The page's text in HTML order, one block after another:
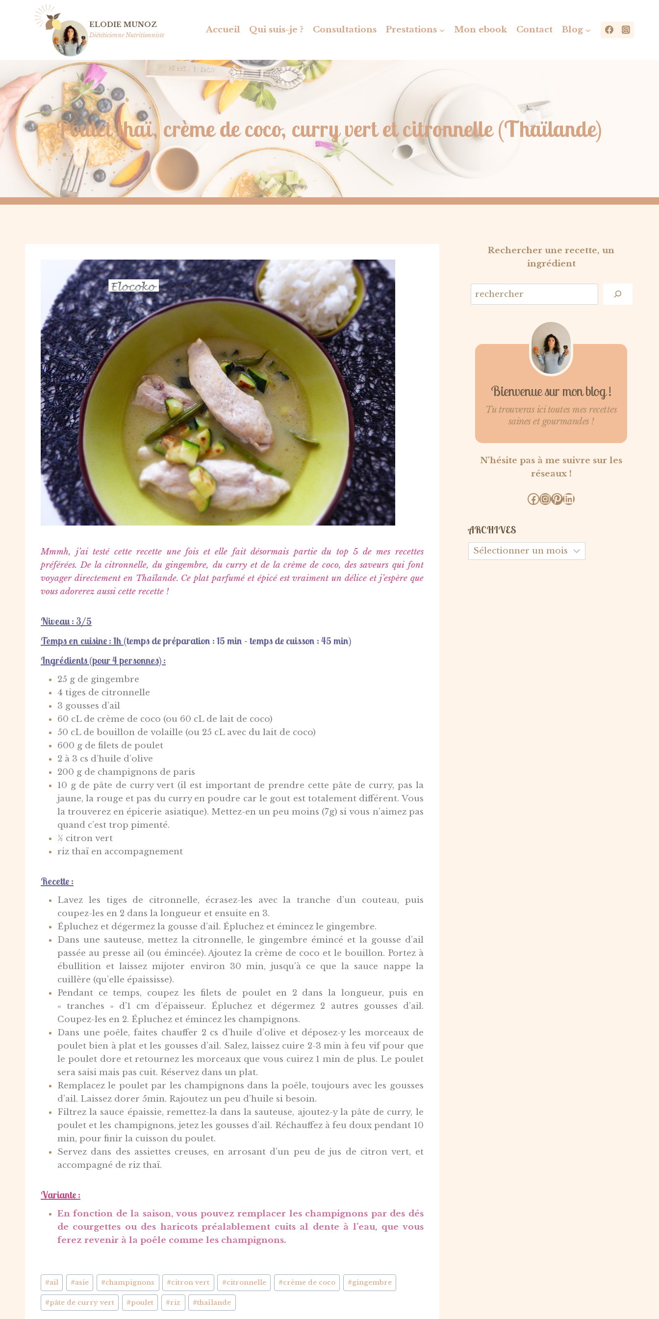
ELODIE MUNOZ
Diététicienne Nutritionniste Accueil Qui suis-je ? Consultations Prestations Mon ebook Contact Blog
Poulet thaï, crème de coco, curry vert et citronnelle (Thaïlande)
Mmmh, j’ai testé cette recette une fois et elle fait désormais partie du top 5 de mes recettes
préférées. De la citronnelle, du gingembre, du curry et de la crème de coco, des saveurs qui font
voyager directement en Thaïlande. Ce plat parfumé et épicé est vraiment un délice et j’espère que
vous adorerez aussi cette recette !
Niveau : 3/5
Temps en cuisine : 1h (temps de préparation : 15 min – temps de cuisson : 45 min)
Ingrédients (pour 4 personnes) :
25 g de gingembre
4 tiges de citronnelle
3 gousses d’ail
60 cL de crème de coco (ou 60 cL de lait de coco)
50 cL de bouillon de volaille (ou 25 cL avec du lait de coco)
600 g de filets de poulet
2 à 3 cs d’huile d’olive
200 g de champignons de paris
10 g de pâte de curry vert (il est important de prendre cette pâte de curry, pas la
jaune, la rouge et pas du curry en poudre car le gout est totalement différent. Vous
la trouverez en épicerie asiatique). Mettez-en un peu moins (7g) si vous n’aimez pas
quand c’est trop pimenté.
½ citron vert
riz thaï en accompagnement
Recette :
Lavez les tiges de citronnelle, écrasez-les avec la tranche d’un couteau, puis
coupez-les en 2 dans la longueur et ensuite en 3.
Épluchez et dégermez la gousse d’ail. Épluchez et émincez le gingembre.
Dans une sauteuse, mettez la citronnelle, le gingembre émincé et la gousse d’ail
passée au presse ail (ou émincée). Ajoutez la crème de coco et le bouillon. Portez à
ébullition et laissez mijoter environ 30 min, jusqu’à ce que la sauce nappe la
cuillère (qu’elle épaississe).
Pendant ce temps, coupez les filets de poulet en 2 dans la longueur, puis en
« tranches » d’1 cm d’épaisseur. Épluchez et dégermez 2 autres gousses d’ail.
Coupez-les en 2. Épluchez et émincez les champignons.
Dans une poêle, faites chauffer 2 cs d’huile d’olive et déposez-y les morceaux de
poulet bien à plat et les gousses d’ail. Salez, laissez cuire 2-3 min à feu vif pour que
le poulet dore et retournez les morceaux que vous cuirez 1 min de plus. Le poulet
sera saisi mais pas cuit. Réservez dans un plat.
Remplacez le poulet par les champignons dans la poêle, toujours avec les gousses
d’ail. Laissez dorer 5min. Rajoutez un peu d’huile si besoin.
Filtrez la sauce épaissie, remettez-la dans la sauteuse, ajoutez-y la pâte de curry, le
poulet et les champignons, jetez les gousses d’ail. Réchauffez à feu doux pendant 10
min, pour finir la cuisson du poulet.
Servez dans des assiettes creuses, en arrosant d’un peu de jus de citron vert, et
accompagné de riz thaï.
Variante :
En fonction de la saison, vous pouvez remplacer les champignons par des dés
de courgettes ou des haricots préalablement cuits al dente à l’eau, que vous
ferez revenir à la poêle comme les champignons.
Étiquettes
de
la
#ail #asie #champignons #citron vert #citronnelle #crème de coco #gingembre
#pâte de curry vert #poulet #riz #thaïlande
Rechercher une recette, un
ingrédient
Bienvenue sur mon blog !
Tu trouveras ici toutes mes recettes
saines et gourmandes !
N'hésite pas à me suivre sur les
réseaux !
Facebook
Instagram
Pinterest
LinkedIn
ARCHIVES
Archives